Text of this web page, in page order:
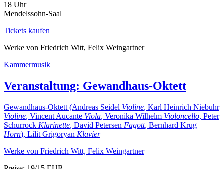
18 Uhr
Mendelssohn-Saal
Tickets kaufen
Werke von Friedrich Witt, Felix Weingartner
Kammermusik
Veranstaltung: Gewandhaus-Oktett
Gewandhaus-Oktett (Andreas Seidel Violine, Karl Heinrich Niebuhr
Violine, Vincent Aucante Viola, Veronika Wilhelm Violoncello, Peter
Schurrock Klarinette, David Petersen Fagott, Bernhard Krug
Horn), Lilit Grigoryan Klavier
Werke von Friedrich Witt, Felix Weingartner